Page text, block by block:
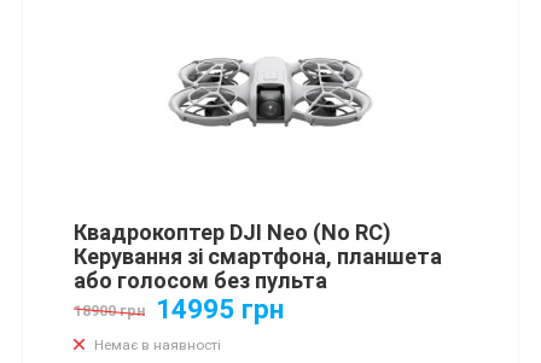
Квадрокоптер DJI Neo (No RC)
Керування зі смартфона, планшета
або голосом без пульта
18900 грн 14995 грн
Немає в наявності